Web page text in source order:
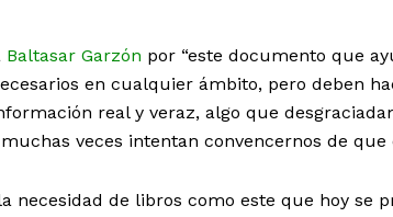
Baltasar Garzón por “este documento que
en cualquier ámbito, pero deben
real y veraz, algo que
veces intentan convencernos de que
necesidad de libros como este que hoy se